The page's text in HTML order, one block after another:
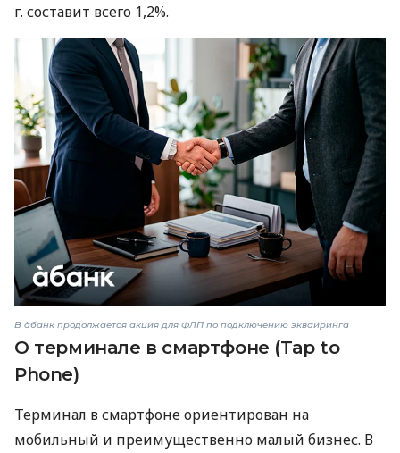
г. составит всего 1,2%.
В àбанк продолжается акция для ФЛП по подключению эквайринга
О терминале в смартфоне (Tap to
Phone)
Терминал в смартфоне ориентирован на
мобильный и преимущественно малый бизнес. В